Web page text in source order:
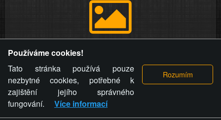
videa a komentáře. Osoba, které se toto opatření provozovatele
stránky týče, ani osoba, která umístila fotografii nebo video na
stránku, nemůže z důvodu odstranění fotografie, videa nebo
komentáře pro výše uvedenou okolnost uplatnit vůči
provozovateli stránky žádný nárok na náhradu škody nebo
nemajetkové újmy.
Používáme cookies!
Tato stránka používá pouze
nezbytné cookies, potřebné k
zajištění jejího správného
fungování.
Více informací